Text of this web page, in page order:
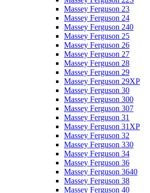
Massey Ferguson 23
Massey Ferguson 24
Massey Ferguson 240
Massey Ferguson 25
Massey Ferguson 26
Massey Ferguson 27
Massey Ferguson 28
Massey Ferguson 29
Massey Ferguson 29XP
Massey Ferguson 30
Massey Ferguson 300
Massey Ferguson 307
Massey Ferguson 31
Massey Ferguson 31XP
Massey Ferguson 32
Massey Ferguson 330
Massey Ferguson 34
Massey Ferguson 36
Massey Ferguson 3640
Massey Ferguson 38
Massey Ferguson 40